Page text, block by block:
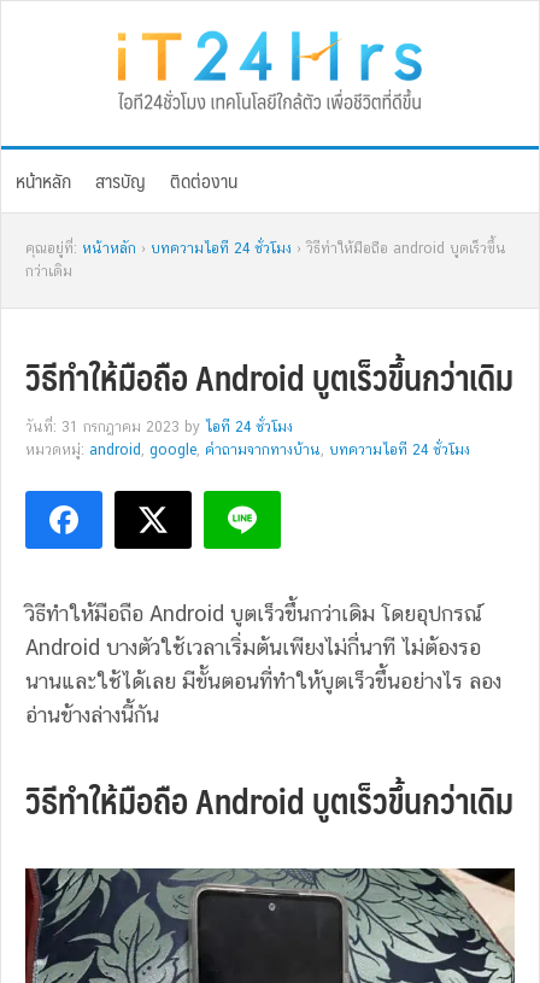
หน้าหลัก สารบัญ ติดต่องาน
คุณอยู่ที่: หน้าหลัก › บทความไอที 24 ชั่วโมง › วิธีทำให้มือถือ android บูตเร็วขึ้น
กว่าเดิม
วิธีทำให้มือถือ Android บูตเร็วขึ้นกว่าเดิม
วันที่: 31 กรกฎาคม 2023 by ไอที 24 ชั่วโมง
หมวดหมู่: android , google, คำถามจากทางบ้าน, บทความไอที 24 ชั่วโมง
วิธีทำให้มือถือ Android บูตเร็วขึ้นกว่าเดิม โดยอุปกรณ์
Android บางตัวใช้เวลาเริ่มต้นเพียงไม่กี่นาที ไม่ต้องรอ
นานและใช้ได้เลย มีขั้นตอนที่ทำให้บูตเร็วขึ้นอย่างไร ลอง
อ่านข้างล่างนี้กัน
วิธีทำให้มือถือ Android บูตเร็วขึ้นกว่าเดิม